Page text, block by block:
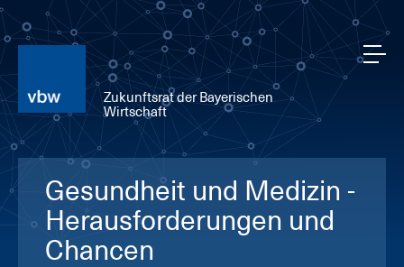
Zukunftsrat der Bayerischen
Wirtschaft
Gesundheit und Medizin -
Herausforderungen und
Chancen